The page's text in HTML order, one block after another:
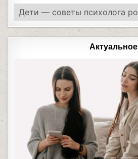
Актуальное